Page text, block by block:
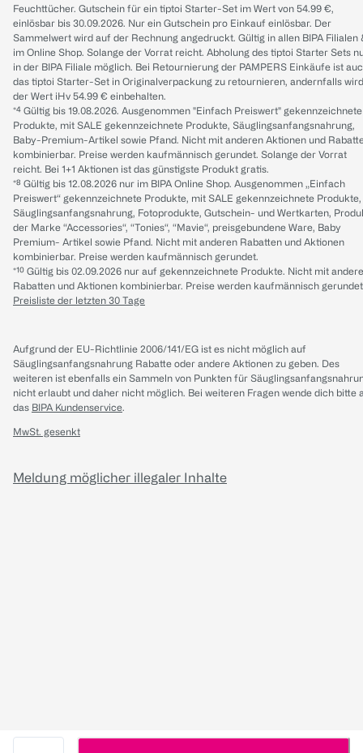
Feuchttücher. Gutschein für ein tiptoi Starter-Set im Wert von 54.99 €,
einlösbar bis 30.09.2026. Nur ein Gutschein pro Einkauf einlösbar. Der
Sammelwert wird auf der Rechnung angedruckt. Gültig in allen BIPA Filialen
im Online Shop. Solange der Vorrat reicht. Abholung des tiptoi Starter Sets
in der BIPA Filiale möglich. Bei Retournierung der PAMPERS Einkäufe ist
das tiptoi Starter-Set in Originalverpackung zu retournieren, andernfalls wird
der Wert iHv 54.99 € einbehalten.
*⁴ Gültig bis 19.08.2026. Ausgenommen "Einfach Preiswert" gekennzeichnete
Produkte, mit SALE gekennzeichnete Produkte, Säuglingsanfangsnahrung,
Baby-Premium-Artikel sowie Pfand. Nicht mit anderen Aktionen und
kombinierbar. Preise werden kaufmännisch gerundet. Solange der Vorrat
reicht. Bei 1+1 Aktionen ist das günstigste Produkt gratis.
*⁸ Gültig bis 12.08.2026 nur im BIPA Online Shop. Ausgenommen „Einfach
Preiswert“ gekennzeichnete Produkte, mit SALE gekennzeichnete Produkte,
Säuglingsanfangsnahrung, Fotoprodukte, Gutschein- und Wertkarten,
der Marke “Accessories“, “Tonies“, “Mavie“, preisgebundene Ware, Baby
Premium- Artikel sowie Pfand. Nicht mit anderen Rabatten und Aktionen
kombinierbar. Preise werden kaufmännisch gerundet.
*¹⁰ Gültig bis 02.09.2026 nur auf gekennzeichnete Produkte. Nicht mit
Rabatten und Aktionen kombinierbar. Preise werden kaufmännisch
Preisliste der letzten 30 Tage
Aufgrund der EU-Richtlinie 2006/141/EG ist es nicht möglich auf
Säuglingsanfangsnahrung Rabatte oder andere Aktionen zu geben. Des
weiteren ist ebenfalls ein Sammeln von Punkten für
nicht erlaubt und daher nicht möglich. Bei weiteren Fragen wende dich bitte
das BIPA Kundenservice.
MwSt. gesenkt
Meldung möglicher illegaler Inhalte